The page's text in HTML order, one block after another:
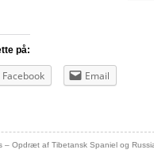
på:
Facebook Email
– Opdræt af Tibetansk Spaniel og